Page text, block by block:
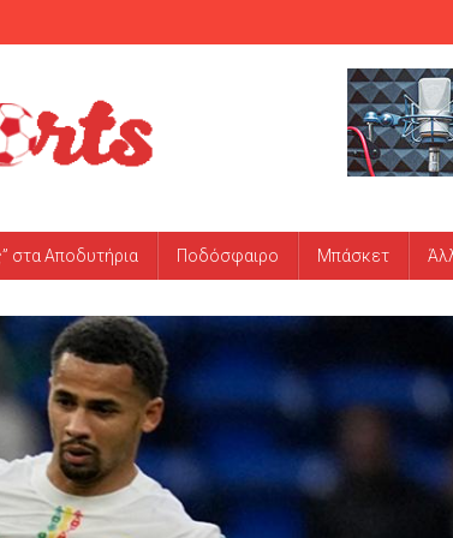
στα Αποδυτήρια Ποδόσφαιρο Μπάσκετ